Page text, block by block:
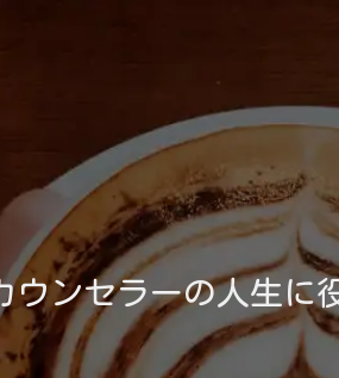
ウンセラーの人生に